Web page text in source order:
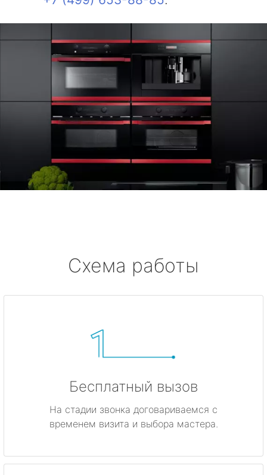
Схема работы
Бесплатный вызов
На стадии звонка договариваемся с
временем визита и выбора мастера.